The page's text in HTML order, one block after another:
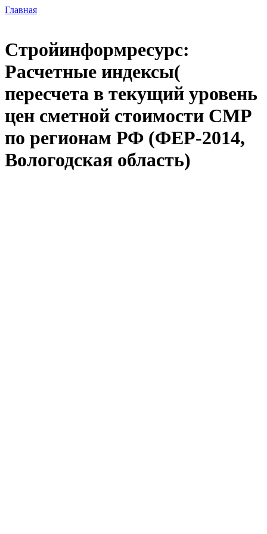
Главная
Стройинформресурс:
Расчетные индексы(
пересчета в текущий уровень
цен сметной стоимости СМР
по регионам РФ (ФЕР-2014,
Вологодская область)